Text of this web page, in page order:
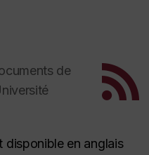
de
disponible en anglais